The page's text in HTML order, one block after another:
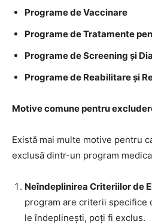
Programe de Vaccinare
Programe de Tratamente
Programe de Screening și
Programe de Reabilitare și
Motive comune pentru
Există mai multe motive pentru
exclusă dintr-un program
Neîndeplinirea Criteriilor de
program are criterii specifice
le îndeplinești, poți fi exclus.